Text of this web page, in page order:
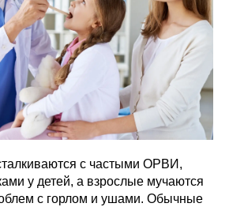
с частыми ОРВИ,
у детей, а взрослые мучаются
с горлом и ушами. Обычные